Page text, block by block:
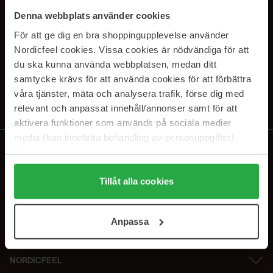
Denna webbplats använder cookies
För att ge dig en bra shoppingupplevelse använder
Nordicfeel cookies. Vissa cookies är nödvändiga för att
du ska kunna använda webbplatsen, medan ditt
samtycke krävs för att använda cookies för att förbättra
våra tjänster, mäta och analysera trafik, förse dig med
relevant och anpassat innehåll/annonser samt för att
aktivera funktioner som används på sociala medier
media (kan innefatta behandling av personuppgifter).
Genom att trycka på "Tillåt alla cookies" accepterar du
alla cookies, medan du under "Detaljer" kan anpassa
användningen av cookies. Du kan när som helst återkalla
samt vår Integritetspolicy.
Tillåt alla cookies
Anpassa
PRENUMERERA PÅ VÅRA
NYHETSBREV
E-postadress
Genom att prenumerera accepterar du vårIntegritetspolicy.
NORDICFEEL